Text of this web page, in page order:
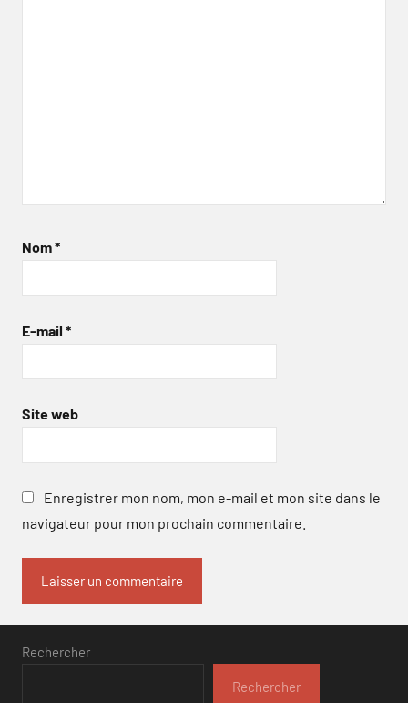
Nom*
E-mail *
Site web
Enregistrer mon nom, mon e-mail et mon site dans le
navigateur pour mon prochain commentaire.
Rechercher
Rechercher